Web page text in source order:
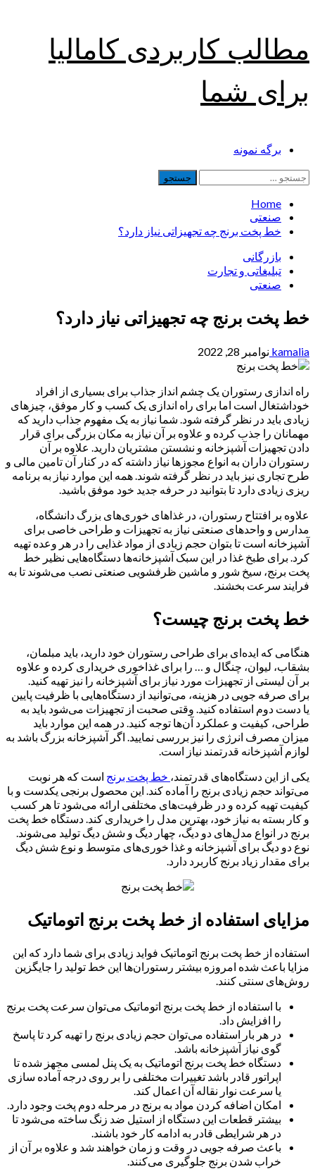
to
content
مطالب کاربردی کامالیا
برای شما
Primaryبرگه نمونه
جستجو
برای:
Home
صنعتی
خط پخت برنج چه تجهیزاتی نیاز دارد؟
بازرگانی
تبلیغاتی و تجارت
صنعتی
خط پخت برنج چه تجهیزاتی نیاز دارد؟
kamalia نوامبر 28, 2022
راه اندازی رستوران یک چشم انداز جذاب برای بسیاری از افراد
خوداشتغال است اما برای راه اندازی یک کسب و کار موفق، چیزهای
زیادی باید در نظر گرفته شود. شما نیاز به یک مفهوم جذاب دارید که
مهمانان را جذب کرده و علاوه بر آن نیاز به مکان بزرگی برای قرار
دادن تجهیزات آشپزخانه و نشستن مشتریان دارید. علاوه بر آن
رستوران داران به انواع مجوزها نیاز داشته که در کنار آن تامین مالی و
طرح تجاری نیز باید در نظر گرفته شوند. همه این موارد نیاز به برنامه
ریزی زیادی دارد تا بتوانید در حرفه جدید خود موفق باشید.
علاوه بر افتتاح رستوران، در غذاهای خوری‌های بزرگ دانشگاه،
مدارس و واحدهای صنعتی نیاز به تجهیزات و طراحی خاصی برای
آشپزخانه است تا بتوان حجم زیادی از مواد غذایی را در هر وعده تهیه
کرد. برای طبخ غذا در این سبک آشپزخانه‌ها دستگاه‌هایی نظیر خط
پخت برنج، سیخ شور و ماشین ظرفشویی صنعتی نصب می‌شوند تا به
فرایند سرعت بخشند.
خط پخت برنج چیست؟
هنگامی که ایده‌ای برای طراحی رستوران خود دارید، باید مبلمان،
بشقاب، لیوان، چنگال و … را برای غذاخوری خریداری کرده و علاوه
بر آن لیستی از تجهیزات مورد نیاز برای آشپزخانه را نیز تهیه کنید.
برای صرفه جویی در هزینه، می‌توانید از دستگاه‌هایی با ظرفیت پایین
یا دست دوم استفاده کنید. وقتی صحبت از تجهیزات می‌شود باید به
طراحی، کیفیت و عملکرد آن‌ها توجه کنید. در همه این موارد باید
میزان مصرف انرژی را نیز بررسی نمایید. اگر آشپزخانه بزرگ باشد به
لوازم آشپزخانه قدرتمند نیاز است.
یکی از این دستگاه‌های قدرتمند، خط پخت برنج است که هر نوبت
می‌تواند حجم زیادی برنج را آماده کند. این محصول برنجی یکدست و با
کیفیت تهیه کرده و در ظرفیت‌های مختلفی ارائه می‌شود تا هر کسب
و کار بسته به نیاز خود، بهترین مدل را خریداری کند. دستگاه خط پخت
برنج در انواع مدل‌های دو دیگ، چهار دیگ و شش دیگ تولید می‌شوند.
نوع دو دیگ برای آشپزخانه و غذا خوری‌های متوسط و نوع شش دیگ
برای مقدار زیاد برنج کاربرد دارد.
مزایای استفاده از خط پخت برنج اتوماتیک
استفاده از خط پخت برنج اتوماتیک فواید زیادی برای شما دارد که این
مزایا باعث شده امروزه بیشتر رستوران‌ها این خط تولید را جایگزین
روش‌های سنتی کنند.
با استفاده از خط پخت برنج اتوماتیک می‌توان سرعت پخت برنج
را افزایش داد.
در هر بار استفاده می‌توان حجم زیادی برنج را تهیه کرد تا پاسخ
گوی نیاز آشپزخانه باشد.
دستگاه خط پخت برنج اتوماتیک به یک پنل لمسی مجهز شده تا
اپراتور قادر باشد تغییرات مختلفی را بر روی درجه آماده سازی
یا سرعت نوار نقاله آن اعمال کند.
امکان اضافه کردن مواد به برنج در مرحله دوم پخت وجود دارد.
بیشتر قطعات این دستگاه از استیل ضد زنگ ساخته می‌شود تا
در هر شرایطی قادر به ادامه کار خود باشند.
باعث صرفه جویی در وقت و زمان خواهند شد و علاوه بر آن از
خراب شدن برنج جلوگیری می‌کنند.